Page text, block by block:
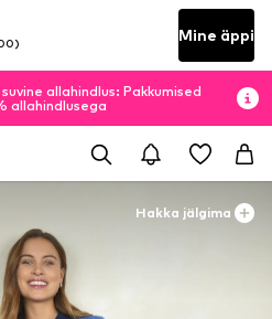
Mine äppi
allahindlus: Pakkumised
allahindlusega
Hakka jälgima